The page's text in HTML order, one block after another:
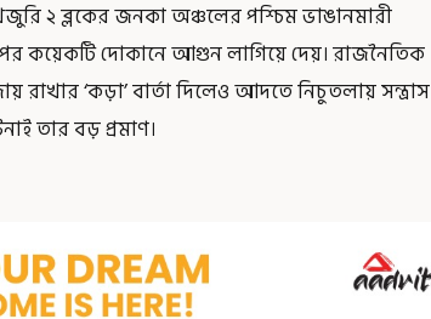
২ ব্লকের জনকা অঞ্চলের পশ্চিম ভাঙানমারী
কয়েকটি দোকানে আগুন লাগিয়ে দেয়। রাজনৈতিক
রাখার ‘কড়া’ বার্তা দিলেও আদতে নিচুতলায় সন্ত্রাস
তার বড় প্রমাণ।